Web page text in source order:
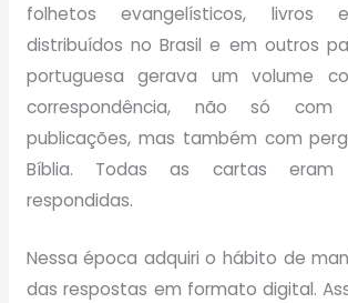
folhetos evangelísticos, livros
distribuídos no Brasil e em outros
portuguesa gerava um volume
correspondência, não só
publicações, mas também com
Bíblia. Todas as cartas eram
respondidas.
Nessa época adquiri o hábito de
das respostas em formato digital.